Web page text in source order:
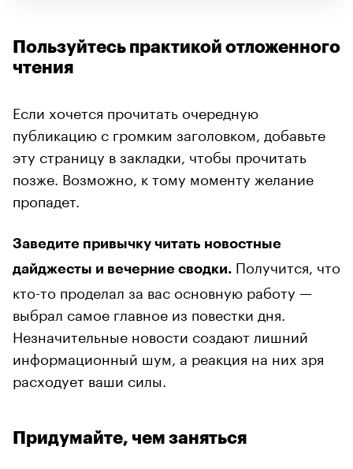
Пользуйтесь практикой отложенного
чтения
Если хочется прочитать очередную
публикацию с громким заголовком, добавьте
эту страницу в закладки, чтобы прочитать
позже. Возможно, к тому моменту желание
пропадет.
Заведите привычку читать новостные
дайджесты и вечерние сводки. Получится, что
кто-то проделал за вас основную работу —
выбрал самое главное из повестки дня.
Незначительные новости создают лишний
информационный шум, а реакция на них зря
расходует ваши силы.
Придумайте, чем заняться